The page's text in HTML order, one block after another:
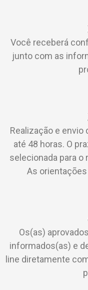
Você receberá
junto com as
Realização e envio
até 48 horas. O
selecionada para o
As
Os(as)
informados(as) e
line diretamente